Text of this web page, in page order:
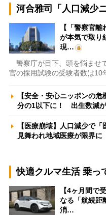
河合雅司「人口減少
【「警察官
が本気で取
現…
警察庁が目下、頭を悩ませ
官の採用試験の受験者数は
【安全・安心ニッポンの
分の1以下に！ 出生数減
【医療崩壊】人口減少で
見舞われ地域医療が限界
快適クルマ生活 乗っ
【4ヶ月間で
なる「航続距
消…